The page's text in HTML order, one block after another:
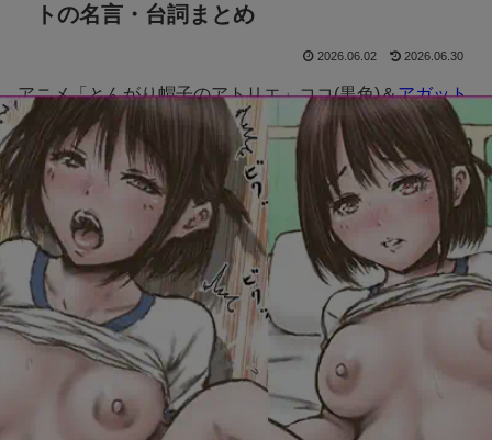
トの名言・台詞まとめ
2026.06.02 2026.06.30
アニメ「とんがり帽子のアトリエ」ココ(黒色)＆アガット
(青色)
の名言・台詞をまとめていきます。